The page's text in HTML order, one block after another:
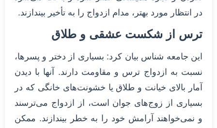
در انتظار مورد بهتر، مدام ازدواج را به تأخیر بیندازند.
ترس از شکست عشقی و طلاق
این جامعه شناس بیان کرد: بسیاری از دختر و پسرها،
نسبت به ازدواج ترس و مقاومت دارند. آنها با دیدن
آمار بالای خیانت و طلاق یا خشونت‌های خانگی که در
بسیاری از زوج‌های جوان است، از ازدواج می‌ترسند
و نمی‌خواهند آرامش خود را به خطر بیندازند. ممکن